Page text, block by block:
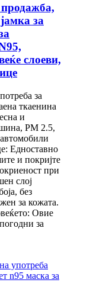
за
слоеви,
за
ткаенина
и
PM 2.5,
Едноставно
и покријте
при
слој
без
за кожата.
Овие
за